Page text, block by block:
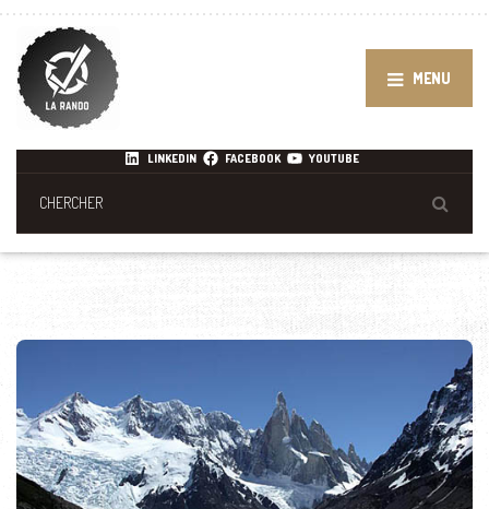
MENU
LINKEDIN FACEBOOK YOUTUBE